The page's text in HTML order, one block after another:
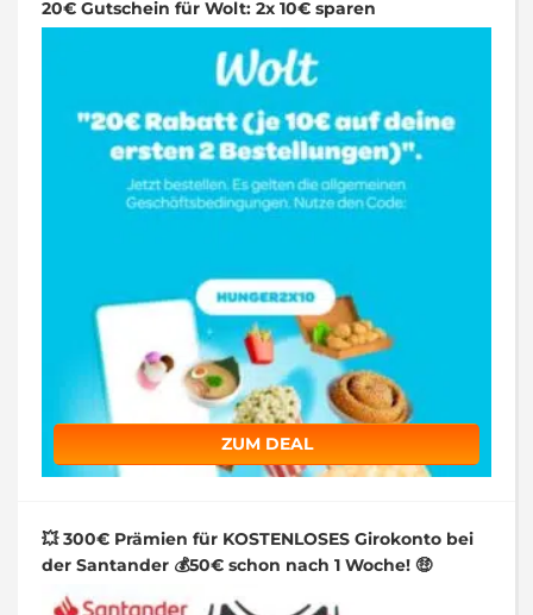
20€ Gutschein für Wolt: 2x 10€ sparen
ZUM DEAL
💥 300€ Prämien für KOSTENLOSES Girokonto bei
der Santander 💰50€ schon nach 1 Woche! 🤑